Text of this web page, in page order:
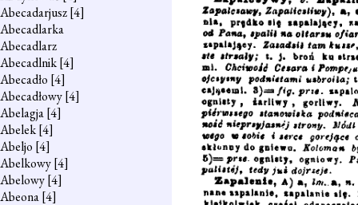
Abecadarjusz[4]
Abecadlarka
Abecadlarz
Abecadlnik[4]
Abecadło [4]
Abecadłowy[4]
Abelagja[4]
Abelek[4]
Abeljo [4]
Abelkowy[4]
Abelowy[4]
Abeona[4]